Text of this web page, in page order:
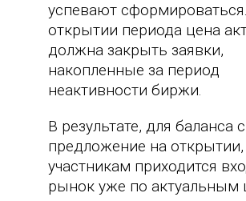
успевают
открытии периода цена
должна закрыть заявки,
накопленные за период
неактивности биржи.
В результате, для баланса
предложение на открытии,
участникам приходится
рынок уже по актуальным